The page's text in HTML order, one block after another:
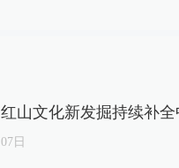
红山文化新发掘持续补
07日